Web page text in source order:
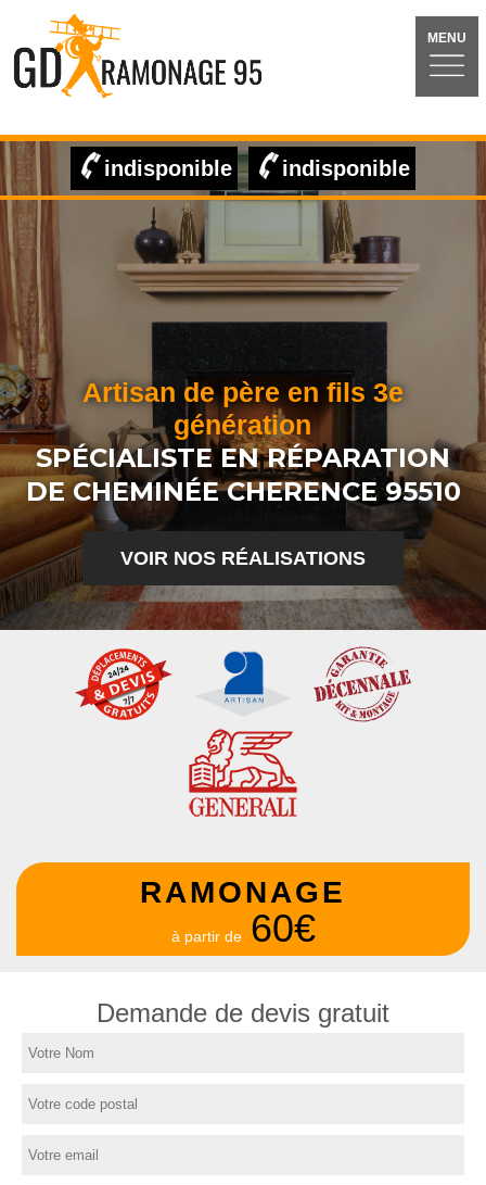
MENU
indisponible indisponible
Artisan de père en fils 3e
génération
SPÉCIALISTE EN RÉPARATION
DE CHEMINÉE CHERENCE 95510
VOIR NOS RÉALISATIONS
RAMONAGE
à partir de 60€
Demande de devis gratuit